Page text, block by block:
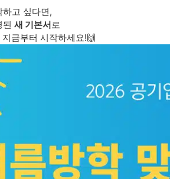
고 싶다면,
된 새 기본서로
금부터 시작하세요!🙌